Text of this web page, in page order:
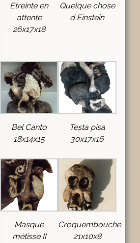
Etreinte en
attente
26x17x18
Quelque chose
d Einstein
Bel Canto
18x14x15
Testa pisa
30x17x16
Masque
métisse II
Croquembouche
21x10x8